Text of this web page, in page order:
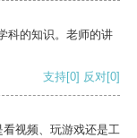
科的知识。老师的讲
支持[0] 反对[0]
视频、玩游戏还是工